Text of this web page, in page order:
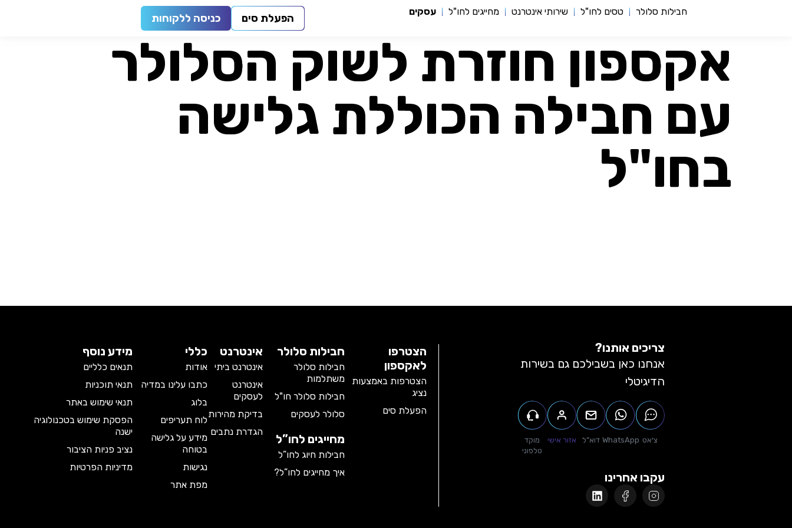
חבילות סלולר טסים לחו"ל שירותי אינטרנט מחייגים לחו"ל עסקים
הפעלת סים כניסה ללקוחות
אקספון חוזרת לשוק הסלולר
עם חבילה הכוללת גלישה
בחו"ל
צריכים אותנו?
אנחנו כאן בשבילכם גם בשירות
הדיגיטלי
צ׳אט WhatsApp דוא”ל אזור אישי
מוקד
טלפוני
עקבו אחרינו
הצטרפו
לאקספון
הצטרפות באמצעות
נציג
הפעלת סים
חבילות סלולר
חבילות סלולר
משתלמות
חבילות סלולר חו"ל
סלולר לעסקים
מחייגים לחו”ל
חבילות חיוג לחו”ל
איך מחייגים לחו”ל?
אינטרנט
אינטרנט ביתי
אינטרנט
לעסקים
בדיקת מהירות
הגדרת נתבים
כללי
אודות
כתבו עלינו במדיה
בלוג
לוח תעריפים
מידע על גלישה
בטוחה
נגישות
מפת אתר
מידע נוסף
תנאים כלליים
תנאי תוכניות
תנאי שימוש באתר
הפסקת שימוש בטכנולוגיה
ישנה
נציב פניות הציבור
מדיניות הפרטיות